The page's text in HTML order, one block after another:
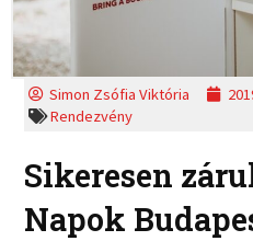
Simon Zsófia Viktória
Rendezvény
Sikeresen
Napok